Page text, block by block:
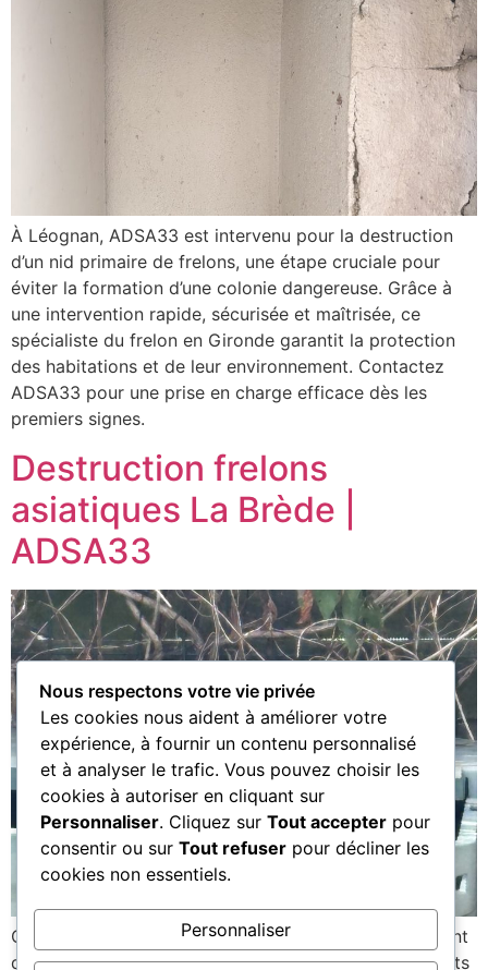
À Léognan, ADSA33 est intervenu pour la destruction
d’un nid primaire de frelons, une étape cruciale pour
éviter la formation d’une colonie dangereuse. Grâce à
une intervention rapide, sécurisée et maîtrisée, ce
spécialiste du frelon en Gironde garantit la protection
des habitations et de leur environnement. Contactez
ADSA33 pour une prise en charge efficace dès les
premiers signes.
Destruction frelons
asiatiques La Brède |
ADSA33
Chaque année, plusieurs nids de frelons asiatiques sont
découverts dans les jardins, les arbres ou les bâtiments
Nous respectons votre vie privée
Les cookies nous aident à améliorer votre
expérience, à fournir un contenu personnalisé
et à analyser le trafic. Vous pouvez choisir les
cookies à autoriser en cliquant sur
Personnaliser. Cliquez sur Tout accepter pour
consentir ou sur Tout refuser pour décliner les
cookies non essentiels.
Personnaliser